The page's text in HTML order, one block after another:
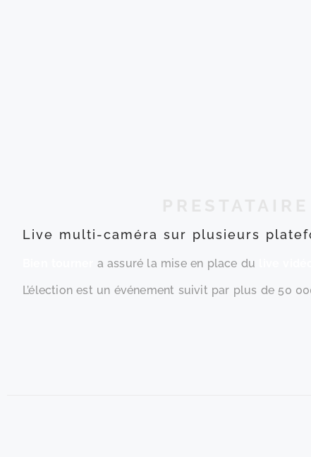
Live multi-caméra sur plusieurs
a assuré la mise en place du
L’élection est un événement suivit par plus de 50